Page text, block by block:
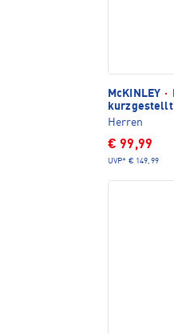
McKINLEY ·
kurzgestellt
Herren
€ 99,99
UVP* € 149,99